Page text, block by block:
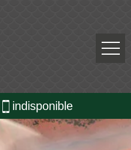
indisponible